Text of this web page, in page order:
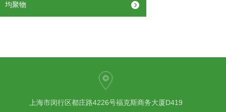
均聚物
上海市闵行区都庄路4226号福克斯商务大厦D419